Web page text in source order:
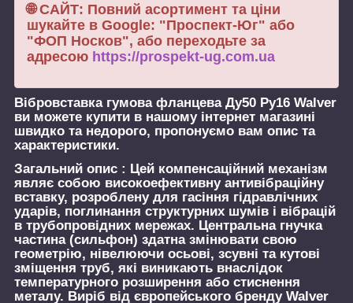
🌐 САЙТ: Повний асортимент та ціни
шукайте в Google: "Проспект-Юг" або
"ФОП Носков", або переходьте за
адресою https://prospekt-ug.com.ua
Вібровставка гумова фланцева Ду50 Ру16 Walver
ви можете купити в нашому інтернет магазині
швидко та недорого, пропонуємо вам опис та
характеристики.
Загальний опис : Цей компенсаційний механізм
являє собою високоефективну антивібраційну
вставку, розроблену для гасіння гідравлічних
ударів, поглинання структурних шумів і вібрацій
в трубопровідних мережах. Центральна гнучка
частина (сильфон) здатна змінювати свою
геометрію, нівелюючи осьові, зсувні та кутові
зміщення труб, які виникають внаслідок
температурного розширення або стиснення
металу. Виріб від європейського бренду Walver